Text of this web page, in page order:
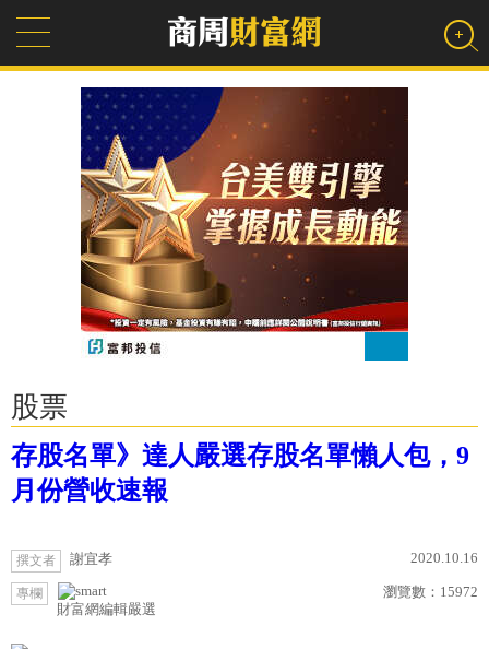
股票
存股名單》達人嚴選存股名單懶人包，9
月份營收速報
撰文者 謝宜孝 2020.10.16
專欄
財富網編輯嚴選
瀏覽數： 15972